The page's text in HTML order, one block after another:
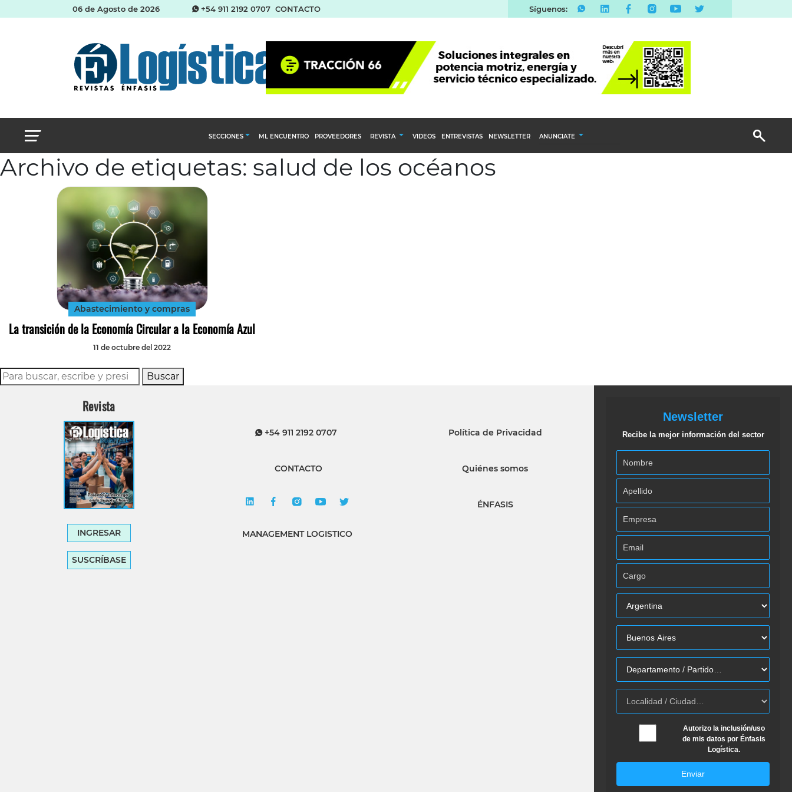
06 de Agosto de 2026 +54 911 2192 0707 CONTACTO Síguenos:
SECCIONES
Abastecimiento y compras
ML ENCUENTRO PROVEEDORES REVISTA
Calendario Editorial
Ediciones Anteriores
VIDEOS ENTREVISTAS NEWSLETTER ANUNCIATE
Archivo de etiquetas: salud de los océanos
Abastecimiento y compras
La transición de la Economía Circular a la Economía Azul
11 de octubre del 2022
Buscar
Revista
INGRESAR
SUSCRÍBASE
+54 911 2192 0707
CONTACTO
MANAGEMENT LOGISTICO
Política de Privacidad
Quiénes somos
ÉNFASIS
Newsletter
Recibe la mejor información del sector
Autorizo la inclusión/uso
de mis datos por Énfasis
Logística.
Enviar